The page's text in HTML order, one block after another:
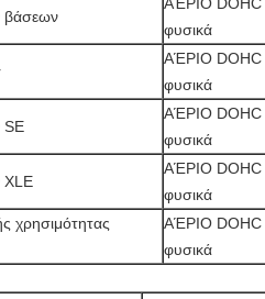
βάσεων
φυσικά
ΑΈΡΙΟ DOHC
φυσικά
SE
ΑΈΡΙΟ DOHC
φυσικά
XLE
ΑΈΡΙΟ DOHC
φυσικά
χρησιμότητας
ΑΈΡΙΟ DOHC
φυσικά